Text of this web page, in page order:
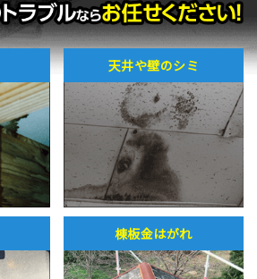
天井や壁のシミ
棟板金はがれ